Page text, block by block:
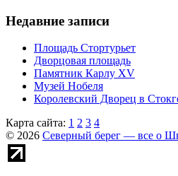
Недавние записи
Площадь Стортурьет
Дворцовая площадь
Памятник Карлу XV
Музей Нобеля
Королевский Дворец в
Карта сайта: 1 2 3 4
© 2026 Северный берег — все о